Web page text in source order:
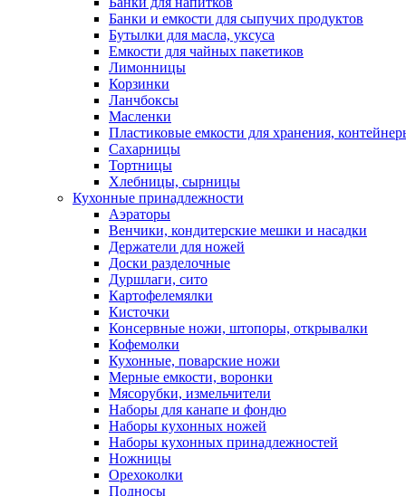
Банки и емкости для сыпучих продуктов
Бутылки для масла, уксуса
Емкости для чайных пакетиков
Лимонницы
Корзинки
Ланчбоксы
Масленки
Пластиковые емкости для хранения,
Сахарницы
Тортницы
Хлебницы, сырницы
Кухонные принадлежности
Аэраторы
Венчики, кондитерские мешки и насадки
Держатели для ножей
Доски разделочные
Дуршлаги, сито
Картофелемялки
Кисточки
Консервные ножи, штопоры, открывалки
Кофемолки
Кухонные, поварские ножи
Мерные емкости, воронки
Мясорубки, измельчители
Наборы для канапе и фондю
Наборы кухонных ножей
Наборы кухонных принадлежностей
Ножницы
Орехоколки
Подносы